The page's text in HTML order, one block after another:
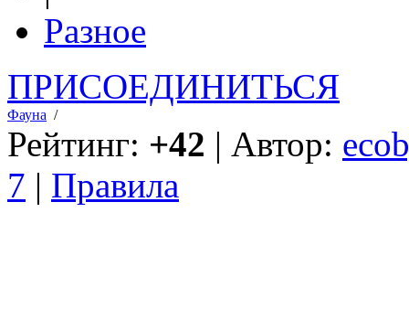
Разное
ПРИСОЕДИНИТЬСЯ
Фауна /
Рейтинг: +42 | Автор:
7 | Правила